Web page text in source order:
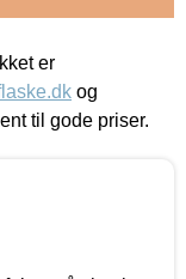
er
og
til gode priser.